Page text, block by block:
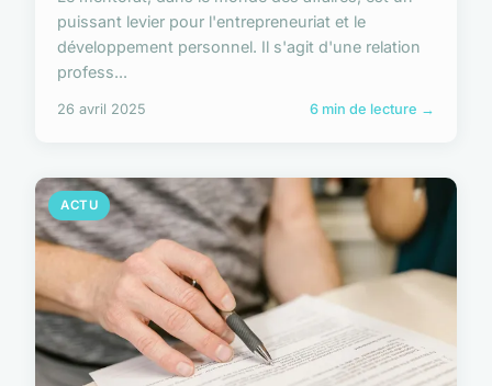
puissant levier pour l'entrepreneuriat et le
développement personnel. Il s'agit d'une relation
profess...
26 avril 2025 6 min de lecture →
ACTU